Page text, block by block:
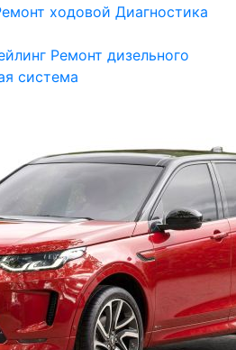
ходовой Диагностика
Ремонт дизельного
система